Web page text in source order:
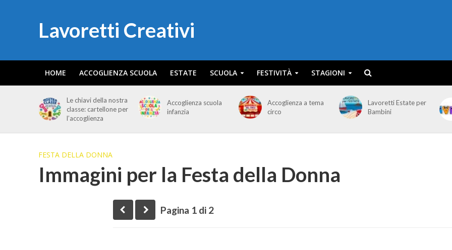
Lavoretti Creativi
HOME ACCOGLIENZA SCUOLA ESTATE SCUOLA FESTIVITÀ STAGIONI
Le chiavi della nostra
classe: cartellone per
l’accoglienza
Accoglienza scuola
infanzia
Accoglienza a tema
circo
Lavoretti Estate per
Bambini
FESTA DELLA DONNA
Immagini per la Festa della Donna
Pagina 1 di 2